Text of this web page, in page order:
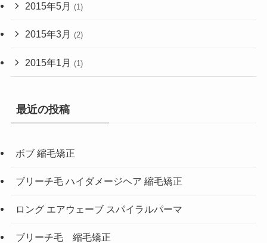
2015年5月 (1)
2015年3月 (2)
2015年1月 (1)
最近の投稿
ボブ 縮毛矯正
ブリーチ毛 ハイダメージヘア 縮毛矯正
ロング エアウェーブ スパイラルパーマ
ブリーチ毛 縮毛矯正